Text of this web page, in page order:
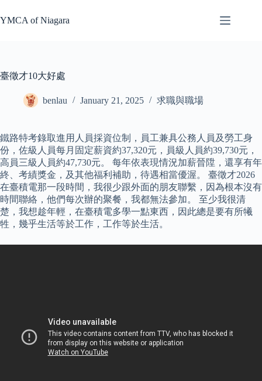
to
content
YMCA of Niagara
臺徵才10大好處
benlau January 21, 2025 求職與職場
鐵路特考錄取進用人員採資位制，員工兼具公務人員及勞工身
份，佐級人員每月固定薪資約37,320元，員級人員約39,730元，
高員三級人員約47,730元。 每年依表現情況加薪晉陞，還享有年
終、考績獎金，及其他福利補助，待遇相當優渥。 臺徵才2026
在臺積電那一段時間，我很少跟外面的朋友聯繫，因為根本沒有
時間聯絡，他們每次辦的聚餐，我都無法參加。 至少我很清
楚，我想趁年輕，在臺積電多學一點東西，因此總是要有所犧
牲，幾乎生活等於工作，工作等於生活。